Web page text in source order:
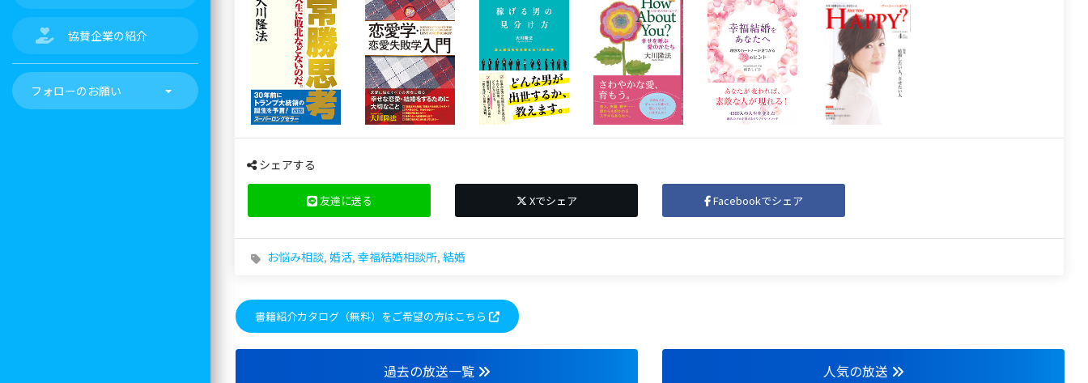
協賛企業の紹介
フォローのお願い
シェアする
友達に送る Xでシェア Facebookでシェア
お悩み相談, 婚活, 幸福結婚相談所, 結婚
書籍紹介カタログ（無料）をご希望の方はこちら
過去の放送一覧 人気の放送